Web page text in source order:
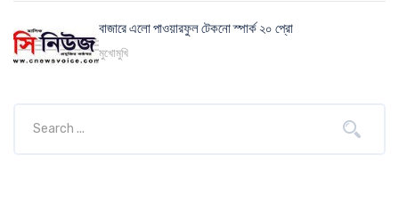
বাজারে এলো পাওয়ারফুল টেকনো স্পার্ক ২০ প্রো
মুখোমুখি